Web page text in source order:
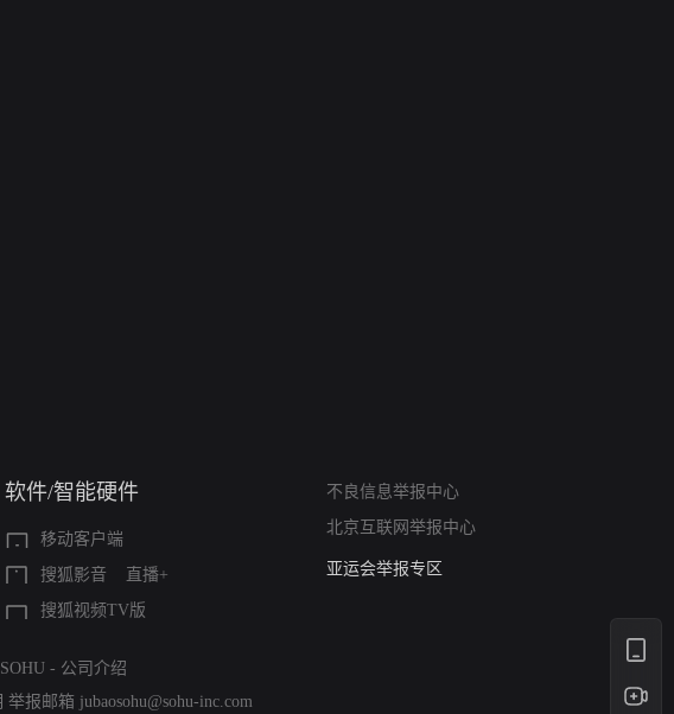
软件/智能硬件
移动客户端
搜狐影音
直播+
搜狐视频TV版
不良信息举报中心
北京互联网举报中心
算法推荐专项举报
亚运会举报专区
- 公司介绍
举报邮箱 jubaosohu@sohu-inc.com